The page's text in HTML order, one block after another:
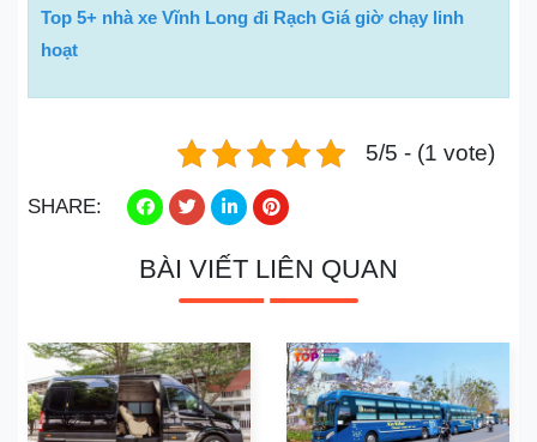
Top 5+ nhà xe Vĩnh Long đi Rạch Giá giờ chạy linh
hoạt
5/5 - (1 vote)
SHARE:
BÀI VIẾT LIÊN QUAN